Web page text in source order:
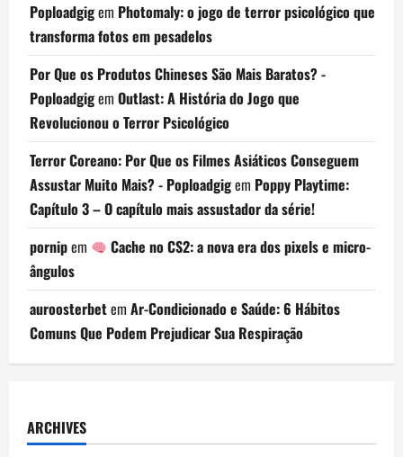
Poploadgigem Photomaly: o jogo de terror psicológico que
transforma fotos em pesadelos
Por Que os Produtos Chineses São Mais Baratos? -
Poploadgigem Outlast: A História do Jogo que
Revolucionou o Terror Psicológico
Terror Coreano: Por Que os Filmes Asiáticos Conseguem
Assustar Muito Mais? - Poploadgigem Poppy Playtime:
Capítulo 3 – O capítulo mais assustador da série!
pornipem
Cache no CS2: a nova era dos pixels e micro-
ângulos
auroosterbetem Ar-Condicionado e Saúde: 6 Hábitos
Comuns Que Podem Prejudicar Sua Respiração
ARCHIVES